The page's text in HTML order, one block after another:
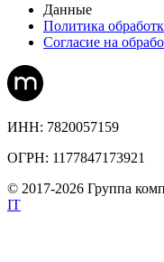
Данные
Политика
Согласие на
ИНН: 7820057159
ОГРН: 1177847173921
© 2017-2026 Группа
IT